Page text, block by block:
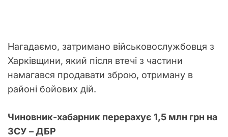
Нагадаємо, затримано військовослужбовця з
Харківщини, який після втечі з частини
намагався продавати зброю, отриману в
районі бойових дій.
Чиновник-хабарник перерахує 1,5 млн грн на
ЗСУ – ДБР